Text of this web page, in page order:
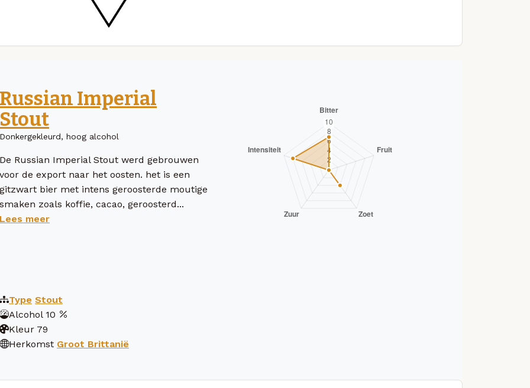
Russian Imperial
Stout
Donkergekleurd, hoog alcohol
De Russian Imperial Stout werd gebrouwen
voor de export naar het oosten. het is een
gitzwart bier met intens geroosterde moutige
smaken zoals koffie, cacao, geroosterd...
Lees meer
Type Stout
Alcohol 10
Kleur 79
Herkomst Groot Brittanië